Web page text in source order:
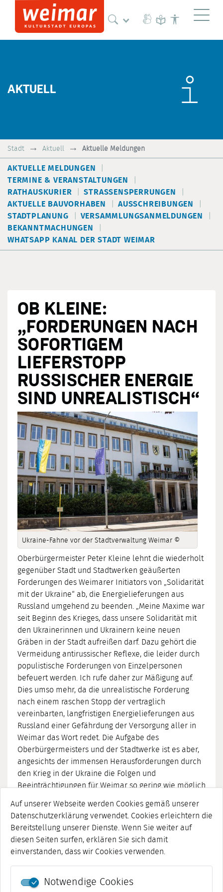
Auf unserer Webseite werden Cookies gemäß unserer
Datenschutzerklärung verwendet. Cookies erleichtern die
Bereitstellung unserer Dienste. Wenn Sie weiter auf
diesen Seiten surfen, erklären Sie sich damit
einverstanden, dass wir Cookies verwenden.
Notwendige Cookies
AKTUELL
Stadt Aktuell Aktuelle Meldungen
AKTUELLE MELDUNGEN
TERMINE & VERANSTALTUNGEN
RATHAUSKURIER
STRASSENSPERRUNGEN
AKTUELLE BAUVORHABEN
AUSSCHREIBUNGEN
STADTPLANUNG
VERSAMMLUNGSANMELDUNGEN
BEKANNTMACHUNGEN
WHATSAPP KANAL DER STADT WEIMAR
OB KLEINE:
„FORDERUNGEN NACH
SOFORTIGEM
LIEFERSTOPP
RUSSISCHER ENERGIE
SIND UNREALISTISCH“
Ukraine-Fahne vor der Stadtverwaltung Weimar ©
Oberbürgermeister Peter Kleine lehnt die wiederholt
gegenüber Stadt und Stadtwerken geäußerten
Forderungen des Weimarer Initiators von „Solidarität
mit der Ukraine“ ab, die Energielieferungen aus
Russland umgehend zu beenden. „Meine Maxime war
seit Beginn des Krieges, dass unsere Solidarität mit
den Ukrainerinnen und Ukrainern keine neuen
Gräben in der Stadt aufreißen darf. Dazu gehört die
Vermeidung antirussischer Reflexe, die leider durch
populistische Forderungen von Einzelpersonen
befeuert werden. Ich rufe daher zur Mäßigung auf.
Dies umso mehr, da die unrealistische Forderung
nach einem raschen Stopp der vertraglich
vereinbarten, langfristigen Energielieferungen aus
Russland einer Gefährdung der Versorgung aller in
Weimar das Wort redet. Die Aufgabe des
Oberbürgermeisters und der Stadtwerke ist es aber,
angesichts der immensen Herausforderungen durch
den Krieg in der Ukraine die Folgen und
Beeinträchtigungen für Weimar so gering wie möglich
Kriegsflüchtlingen zeigen wir am besten, indem wir
ihnen tatkräftig helfen, bei uns möglichst menschlich
unterzukommen oder indem wir als Stadt
Hilfslieferungen in die Ukraine organisieren. Jede und
jeder ist eingeladen, sich auf www.weimar.de über
Artikel vom 17. Juni 2022